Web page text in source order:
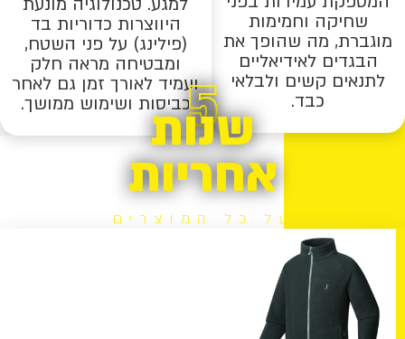
שחיקה וחמימות
מוגברת, מה שהופך את
הבגדים לאידיאליים
לתנאים קשים ולבלאי
כבד.
היווצרות כדוריות בד
(פילינג) על פני השטח,
ומבטיחה מראה חלק
ועמיד לאורך זמן גם לאחר
כביסות ושימוש ממושך.5
שנות
אחריות
על כל המוצרים